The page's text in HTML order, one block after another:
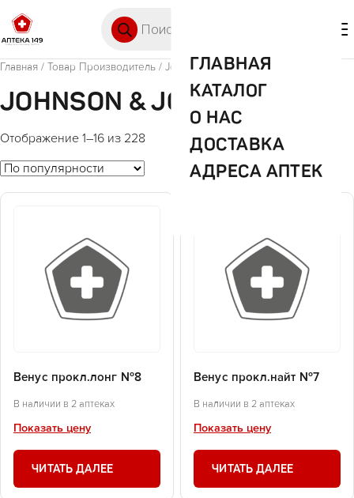
ГЛАВНАЯ
КАТАЛОГ
О НАС
ДОСТАВКА
АДРЕСА АПТЕК
Главная / Товар Производитель / Johnson & Johnson
JOHNSON & JOHNSON
Отображение 1–16 из 228
Венус прокл.лонг №8
В наличии в 2 аптеках
Показать цену
ЧИТАТЬ ДАЛЕЕ
Венус прокл.найт №7
В наличии в 2 аптеках
Показать цену
ЧИТАТЬ ДАЛЕЕ